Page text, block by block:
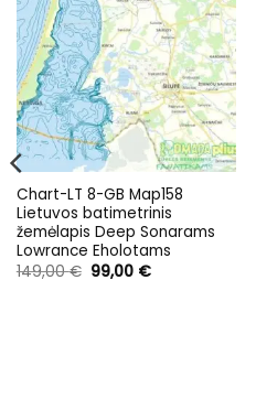
Chart-LT 8-GB Map158
Lietuvos batimetrinis
žemėlapis Deep Sonarams
Lowrance Eholotams
149,00€ Original
price
99,00 €Current